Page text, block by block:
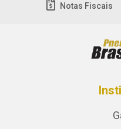
Notas Fiscais